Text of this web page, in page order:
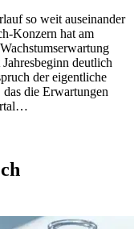
so weit auseinander
Konzern hat am
deutlich
der eigentliche
die Erwartungen